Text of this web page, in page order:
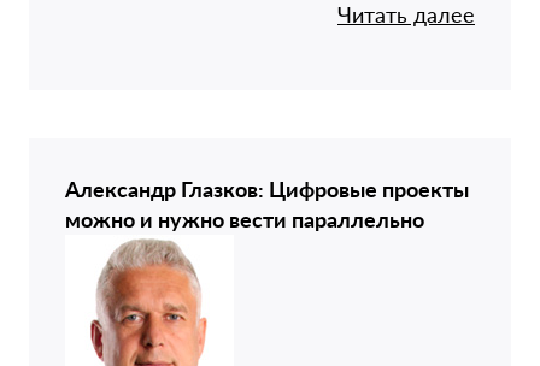
Читать далее
Александр Глазков: Цифровые проекты
можно и нужно вести параллельно